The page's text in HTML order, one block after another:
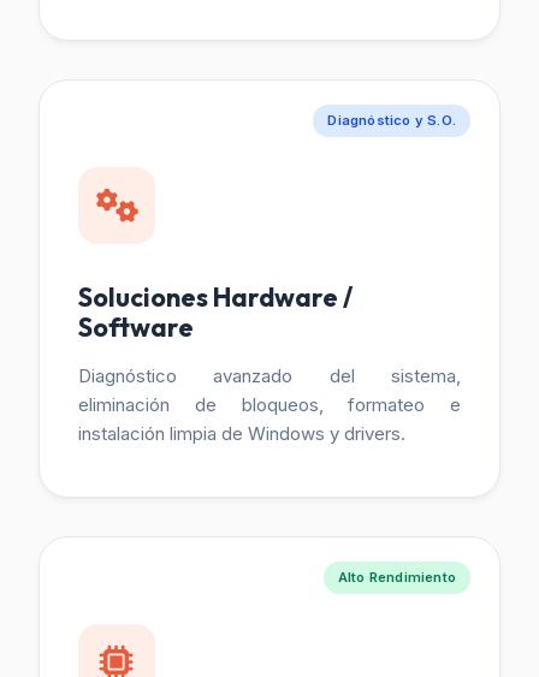
Diagnóstico y S.O.
Soluciones Hardware /
Software
Diagnóstico avanzado del sistema,
eliminación de bloqueos, formateo e
instalación limpia de Windows y drivers.
Alto Rendimiento